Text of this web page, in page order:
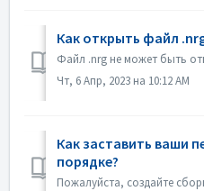
Как открыть файл
Чт, 6 Апр, 2023 на 10:12 AM
Как заставить ваши
порядке?